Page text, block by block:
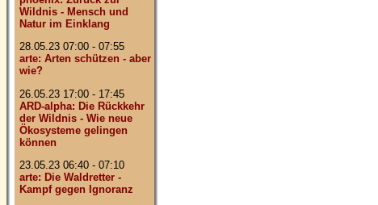
Wildnis - Mensch und
Natur im Einklang
28.05.23 07:00 - 07:55
arte: Arten schützen - aber
wie?
26.05.23 17:00 - 17:45
ARD-alpha: Die Rückkehr
der Wildnis - Wie neue
Ökosysteme gelingen
können
23.05.23 06:40 - 07:10
arte: Die Waldretter -
Kampf gegen Ignoranz